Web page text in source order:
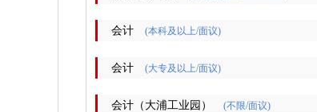
会计 (本科及以上/面议)
会计 (大专及以上/面议)
会计（大浦工业园） (不限/面议)